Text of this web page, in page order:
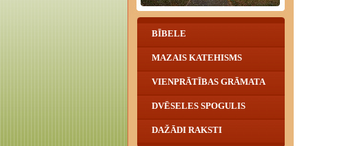
BĪBELE
MAZAIS KATEHISMS
VIENPRĀTĪBAS GRĀMATA
DVĒSELES SPOGULIS
DAŽĀDI RAKSTI